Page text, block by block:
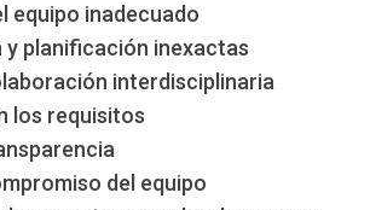
equipo inadecuado
y planificación inexactas
interdisciplinaria
los requisitos
del equipo